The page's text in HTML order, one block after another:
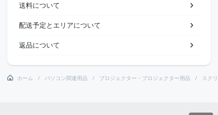
送料について
配送予定とエリアについて
返品について
ホーム パソコン関連用品 プロジェクター・プロジェクター用品 スク